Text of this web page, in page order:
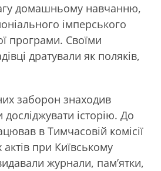
домашньому навчанню,
імперського
програми. Своїми
дратували як поляків,
заборон знаходив
досліджувати історію. До
в Тимчасовій комісії
актів при Київському
журнали, пам’ятки,